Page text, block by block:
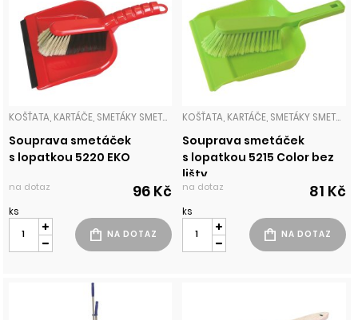
KOŠŤATA, KARTÁČE, SMETÁKY SMETÁČKY
Souprava smetáček
s lopatkou 5220 EKO
na dotaz 96 Kč
ks
KOŠŤATA, KARTÁČE, SMETÁKY SMETÁČKY
Souprava smetáček
s lopatkou 5215 Color bez
lišty
na dotaz 81 Kč
ks